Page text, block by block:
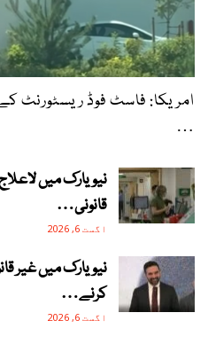
…
نیویارک میں
قانونی…
اگست 6, 2026
نیویارک میں غیر
کرنے…
اگست 6, 2026